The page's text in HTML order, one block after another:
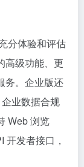
分体验和评估
高级功能、更
务。企业版还
业数据合规
Web 浏览
发者接口，